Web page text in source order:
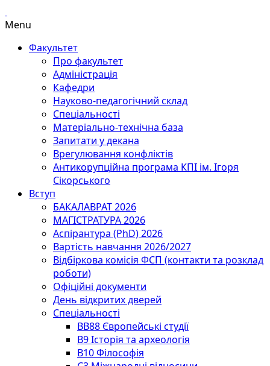
Menu
Факультет
Про факультет
Адміністрація
Кафедри
Науково-педагогічний склад
Спеціальності
Матеріально-технічна база
Запитати у декана
Врегулювання конфліктів
Антикорупційна програма КПІ ім. Ігоря
Сікорського
Вступ
БАКАЛАВРАТ 2026
МАГІСТРАТУРА 2026
Аспірантура (PhD) 2026
Вартість навчання 2026/2027
Відбіркова комісія ФСП (контакти та розклад
роботи)
Офіційні документи
День відкритих дверей
Спеціальності
BВ88 Європейські студії
B9 Історія та археологія
B10 Філософія